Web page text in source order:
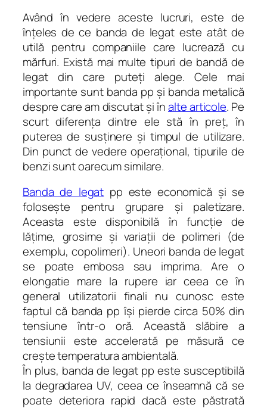
Având în vedere aceste lucruri, este de
înţeles de ce banda de legat este atât de
utilă pentru companiile care lucrează cu
mărfuri. Există mai multe tipuri de bandă de
legat din care puteţi alege. Cele mai
importante sunt banda pp şi banda metalică
despre care am discutat şi înalte articole. Pe
scurt diferenţa dintre ele stă în preţ, în
puterea de susţinere şi timpul de utilizare.
Din punct de vedere operaţional, tipurile de
benzi sunt oarecum similare.
Banda de legat pp este economică şi se
foloseşte pentru grupare şi paletizare.
Aceasta este disponibilă în funcţie de
lăţime, grosime şi variaţii de polimeri (de
exemplu, copolimeri). Uneori banda de legat
se poate embosa sau imprima. Are o
elongatie mare la rupere iar ceea ce în
general utilizatorii finali nu cunosc este
faptul că banda pp îşi pierde circa 50% din
tensiune într-o oră. Această slăbire a
tensiunii este accelerată pe măsură ce
creşte temperatura ambientală.
În plus, banda de legat pp este susceptibilă
la degradarea UV, ceea ce înseamnă că se
poate deteriora rapid dacă este păstrată